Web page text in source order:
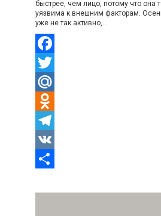
быстрее, чем лицо, потому что она
уязвима к внешним факторам.
уже не так активно,…
Facebook
Twitter
Mail.Ru
Odnoklassniki
Telegram
VK